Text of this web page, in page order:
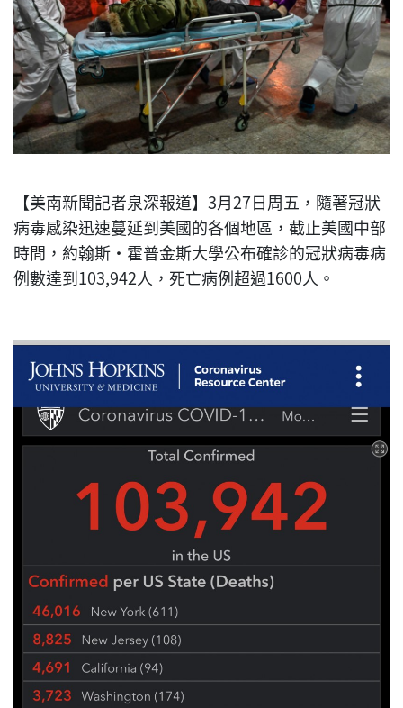
【美南新聞記者泉深報道】3月27日周五，隨著冠狀
病毒感染迅速蔓延到美國的各個地區，截止美國中部
時間， 約翰斯·霍普金斯大學公布確診的冠狀病毒病
例數達到103,942人，死亡病例超過1600人。